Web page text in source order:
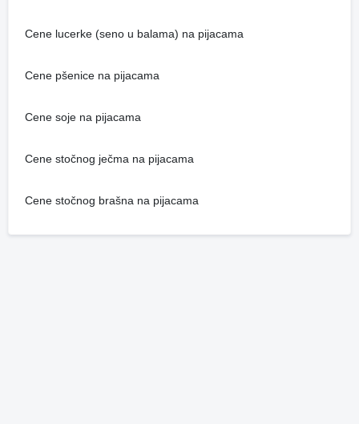
Cene lucerke (seno u balama) na pijacama
Cene pšenice na pijacama
Cene soje na pijacama
Cene stočnog ječma na pijacama
Cene stočnog brašna na pijacama